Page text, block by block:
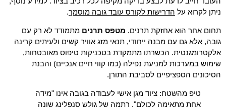
ניתן לקרוא על הדרישות לקורס עובד גובה מוסמך.
תחום אחר הוא אחזקת תרנים. מטפס תרנים מתמודד לא רק עם
גובה, אלא גם עם מבנה ייחודי, תנאי מזג אוויר קשים ולעיתים קרינה
אלקטרומגנטית. הכשרתו מתמקדת בטכניקות טיפוס מאובטחות,
שימוש במערכות למניעת נפילה (כמו קווי חיים אנכיים) והבנת
הסיכונים הספציפיים לסביבת התורן.
טיפ מהשטח: ציוד מגן אישי לעבודה בגובה אינו "מידה
אחת מתאימה לכולם". רתמה של גולש סנפלינג שונה